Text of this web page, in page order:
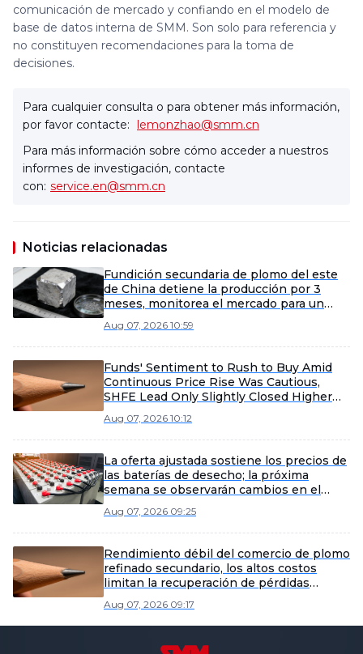
comunicación de mercado y confiando en el modelo de
base de datos interna de SMM. Son solo para referencia y
no constituyen recomendaciones para la toma de
decisiones.
Para cualquier consulta o para obtener más información,
por favor contacte: lemonzhao@smm.cn
Para más información sobre cómo acceder a nuestros
informes de investigación, contacte
con: service.en@smm.cn
Noticias relacionadas
Fundición secundaria de plomo del este
de China detiene la producción por 3
meses, monitorea el mercado para un
Aug 07, 2026 10:59
Funds' Sentiment to Rush to Buy Amid
Continuous Price Rise Was Cautious,
SHFE Lead Only Slightly Closed Higher
Aug 07, 2026 10:12
La oferta ajustada sostiene los precios de
las baterías de desecho; la próxima
semana se observarán cambios en el
[SMM Scrap Battery Weekly Review]
Aug 07, 2026 09:25
Rendimiento débil del comercio de plomo
refinado secundario, los altos costos
limitan la recuperación de pérdidas
secundario de SMM]
Aug 07, 2026 09:17